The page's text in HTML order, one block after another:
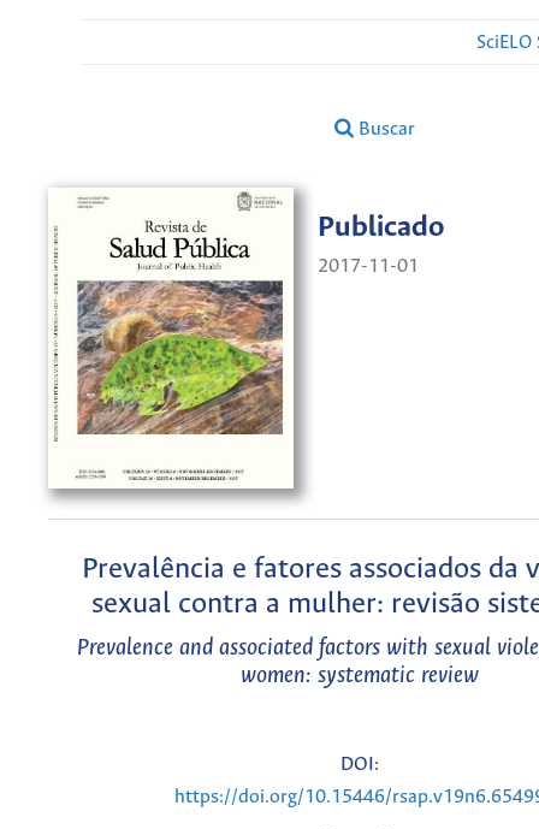
Buscar
Publicado
2017-11-01
Prevalência e fatores associados da
sexual contra a mulher: revisão
Prevalence and associated factors with sexual
women: systematic review
DOI:
https://doi.org/10.15446/